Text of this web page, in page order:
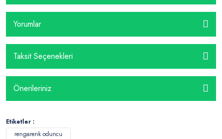
Yorumlar
Taksit Seçenekleri
Önerileriniz
Etiketler :
rengarenk oduncu